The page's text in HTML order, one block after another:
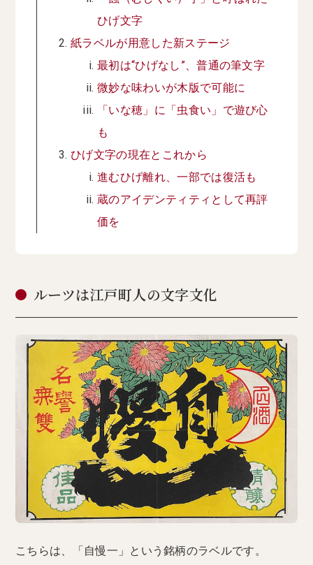
ひげ文字
紙ラベルが用意した新ステージ
最初は“ひげなし”、普通の筆文字
微妙な味わいが木版で可能に
「いな穂」に「虫食い」で遊び心
も
ひげ文字の現在とこれから
進むひげ離れ、一部では復活も
蔵のアイデンティティとして再評
価を
ルーツは江戸町人の文字文化
こちらは、「自慢一」という銘柄のラベルです。